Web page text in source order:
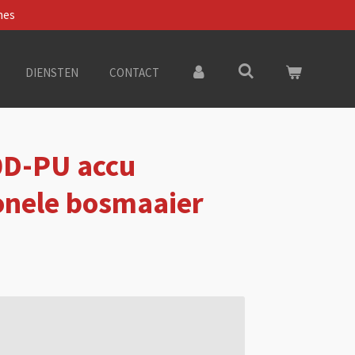
DIENSTEN CONTACT
PU accu
bosmaaier